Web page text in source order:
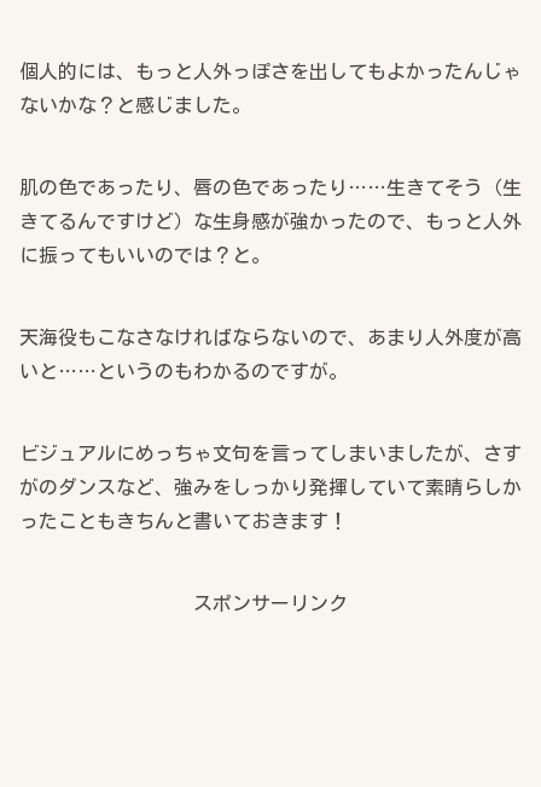
個人的には、もっと人外っぽさを出してもよかったんじゃ
ないかな？と感じました。
肌の色であったり、唇の色であったり……生きてそう（生
きてるんですけど）な生身感が強かったので、もっと人外
に振ってもいいのでは？と。
天海役もこなさなければならないので、あまり人外度が高
いと……というのもわかるのですが。
ビジュアルにめっちゃ文句を言ってしまいましたが、さす
がのダンスなど、強みをしっかり発揮していて素晴らしか
ったこともきちんと書いておきます！
スポンサーリンク